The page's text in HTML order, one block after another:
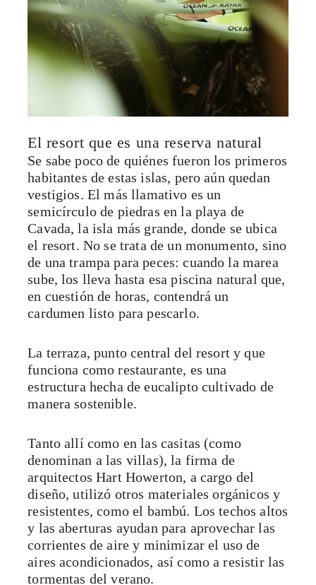
El resort que es una reserva natural
Se sabe poco de quiénes fueron los primeros
habitantes de estas islas, pero aún quedan
vestigios. El más llamativo es un
semicírculo de piedras en la playa de
Cavada, la isla más grande, donde se ubica
el resort. No se trata de un monumento, sino
de una trampa para peces: cuando la marea
sube, los lleva hasta esa piscina natural que,
en cuestión de horas, contendrá un
cardumen listo para pescarlo.
La terraza, punto central del resort y que
funciona como restaurante, es una
estructura hecha de eucalipto cultivado de
manera sostenible.
Tanto allí como en las casitas (como
denominan a las villas), la firma de
arquitectos Hart Howerton, a cargo del
diseño, utilizó otros materiales orgánicos y
resistentes, como el bambú. Los techos altos
y las aberturas ayudan para aprovechar las
corrientes de aire y minimizar el uso de
aires acondicionados, así como a resistir las
tormentas del verano.